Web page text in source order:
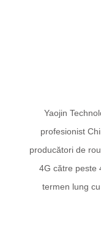
conecta locații
înlocuitorul
asemenea,
Yaojin
profesionist
producători de
4G către peste
termen lung